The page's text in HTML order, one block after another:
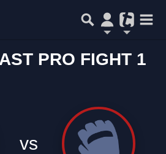
PRO FIGHT 1
vs